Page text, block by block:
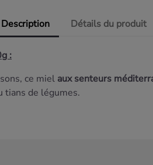
Description Détails du produit
:
ce miel aux senteurs
tians de légumes.